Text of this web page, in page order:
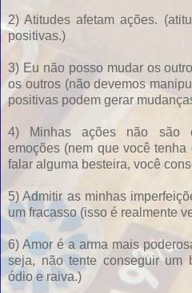
2) Atitudes afetam ações.
positivas.)
3) Eu não posso mudar os
os outros (não devemos
positivas podem gerar
4) Minhas ações não são
emoções (nem que você
falar alguma besteira, você
5) Admitir as minhas
um fracasso (isso é realmente
6) Amor é a arma mais
seja, não tente conseguir um
ódio e raiva.)